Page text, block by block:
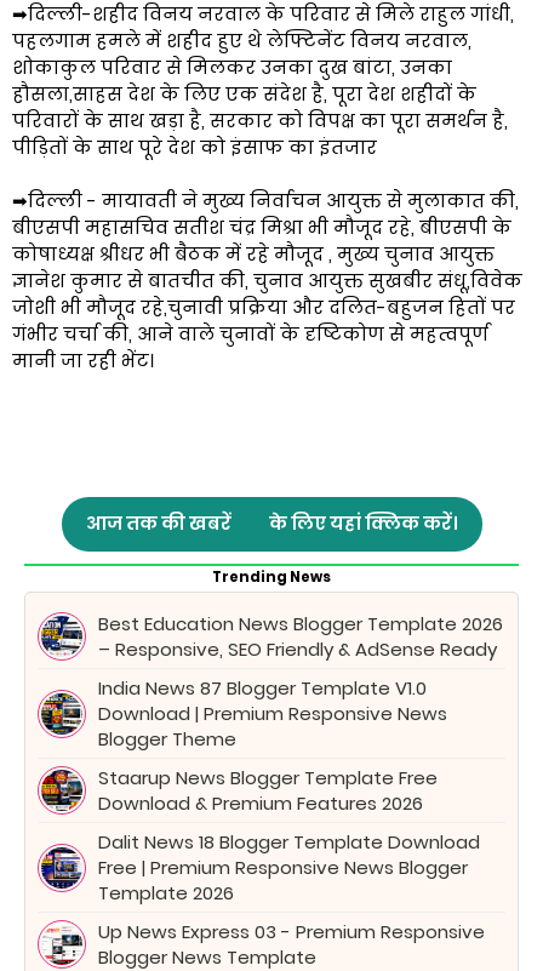
➡दिल्ली-शहीद विनय नरवाल के परिवार से मिले राहुल गांधी,
पहलगाम हमले में शहीद हुए थे लेफ्टिनेंट विनय नरवाल,
शोकाकुल परिवार से मिलकर उनका दुख बांटा, उनका
हौसला,साहस देश के लिए एक संदेश है, पूरा देश शहीदों के
परिवारों के साथ खड़ा है, सरकार को विपक्ष का पूरा समर्थन है,
पीड़ितों के साथ पूरे देश को इंसाफ का इंतजार
➡दिल्ली - मायावती ने मुख्य निर्वाचन आयुक्त से मुलाकात की,
बीएसपी महासचिव सतीश चंद्र मिश्रा भी मौजूद रहे, बीएसपी के
कोषाध्यक्ष श्रीधर भी बैठक में रहे मौजूद , मुख्य चुनाव आयुक्त
ज्ञानेश कुमार से बातचीत की, चुनाव आयुक्त सुखबीर संधू,विवेक
जोशी भी मौजूद रहे,चुनावी प्रक्रिया और दलित-बहुजन हितों पर
गंभीर चर्चा की, आने वाले चुनावों के दृष्टिकोण से महत्वपूर्ण
मानी जा रही भेंट।
आज तक की खबरें के लिए यहां क्लिक करें।
Trending News
Best Education News Blogger Template 2026
– Responsive, SEO Friendly & AdSense Ready
India News 87 Blogger Template V1.0
Download | Premium Responsive News
Blogger Theme
Staarup News Blogger Template Free
Download & Premium Features 2026
Dalit News 18 Blogger Template Download
Free | Premium Responsive News Blogger
Template 2026
Up News Express 03 - Premium Responsive
Blogger News Template